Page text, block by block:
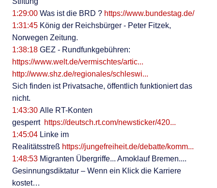
1:29:00Was ist die BRD ? https://www.bundestag.de/
1:31:45König der Reichsbürger - Peter Fitzek,
Norwegen Zeitung.
1:38:18GEZ - Rundfunkgebühren:
https://www.welt.de/vermischtes/artic...
http://www.shz.de/regionales/schleswi...
Sich finden ist Privatsache, öffentlich funktioniert das
nicht.
1:43:30Alle RT-Konten
gesperrt https://deutsch.rt.com/newsticker/420...
1:45:04Linke im
Realitätsstreß https://jungefreiheit.de/debatte/komm...
1:48:53Migranten Übergriffe... Amoklauf Bremen....
Gesinnungsdiktatur – Wenn ein Klick die Karriere
kostet…